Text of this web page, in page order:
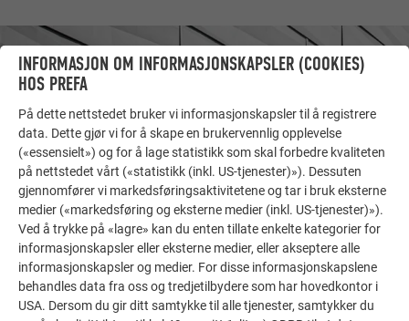
FÅ INSPIRASJON!
FLERE OBJEKTER
INFORMASJON OM INFORMASJONSKAPSLER (COOKIES)
HOS PREFA
På dette nettstedet bruker vi informasjonskapsler til å registrere
data. Dette gjør vi for å skape en brukervennlig opplevelse
(«essensielt») og for å lage statistikk som skal forbedre kvaliteten
på nettstedet vårt («statistikk (inkl. US-tjenester)»). Dessuten
gjennomfører vi markedsføringsaktivitetene og tar i bruk eksterne
medier («markedsføring og eksterne medier (inkl. US-tjenester)»).
Ved å trykke på «lagre» kan du enten tillate enkelte kategorier for
informasjonskapsler eller eksterne medier, eller akseptere alle
informasjonskapsler og medier. For disse informasjonskapslene
behandles data fra oss og tredjetilbydere som har hovedkontor i
USA. Dersom du gir ditt samtykke til alle tjenester, samtykker du